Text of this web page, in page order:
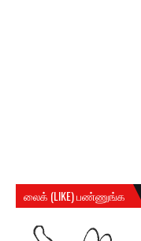
லைக் (LIKE) பண்ணுங்க